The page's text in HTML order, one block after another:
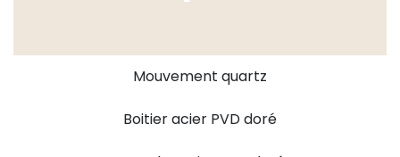
Mouvement quartz
Boitier acier PVD doré